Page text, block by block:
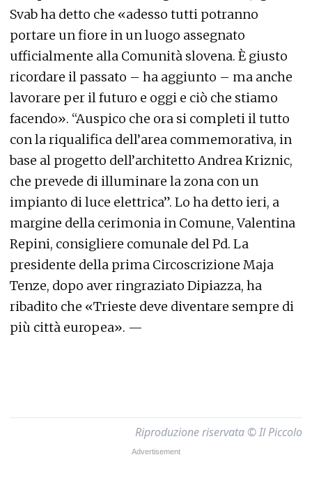
Svab ha detto che «adesso tutti potranno
portare un fiore in un luogo assegnato
ufficialmente alla Comunità slovena. È giusto
ricordare il passato – ha aggiunto – ma anche
lavorare per il futuro e oggi e ciò che stiamo
facendo». “Auspico che ora si completi il tutto
con la riqualifica dell’area commemorativa, in
base al progetto dell’architetto Andrea Kriznic,
che prevede di illuminare la zona con un
impianto di luce elettrica”. Lo ha detto ieri, a
margine della cerimonia in Comune, Valentina
Repini, consigliere comunale del Pd. La
presidente della prima Circoscrizione Maja
Tenze, dopo aver ringraziato Dipiazza, ha
ribadito che «Trieste deve diventare sempre di
più città europea». —
Riproduzione riservata © Il Piccolo